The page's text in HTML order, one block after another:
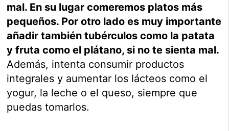
mal. En su lugar comeremos platos más
pequeños. Por otro lado es muy importante
añadir también tubérculos como la patata
y fruta como el plátano, si no te sienta mal.
Además, intenta consumir productos
integrales y aumentar los lácteos como el
yogur, la leche o el queso, siempre que
puedas tomarlos.